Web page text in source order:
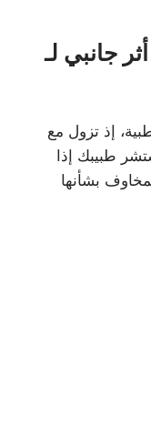
أثر جانبي لـ Ferrous Ascorbate &
إذ تزول مع
طبيبك إذا